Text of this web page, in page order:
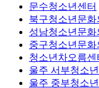
문수청소년센터
북구청소년문화
성남청소년문화
중구청소년문화
청소년차오름센
울주 서부청소
울주 중부청소